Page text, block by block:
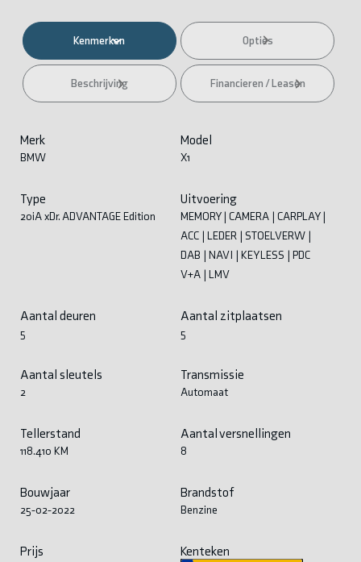
Kenmerken Opties
Beschrijving Financieren / Leasen
Merk
BMW
Model
X1
Type
20iA xDr. ADVANTAGE Edition
Uitvoering
MEMORY | CAMERA | CARPLAY |
ACC | LEDER | STOELVERW |
DAB | NAVI | KEYLESS | PDC
V+A | LMV
Aantal deuren
5
Aantal zitplaatsen
5
Aantal sleutels
2
Transmissie
Automaat
Tellerstand
118.410 KM
Aantal versnellingen
8
Bouwjaar
25-02-2022
Brandstof
Benzine
Prijs Kenteken